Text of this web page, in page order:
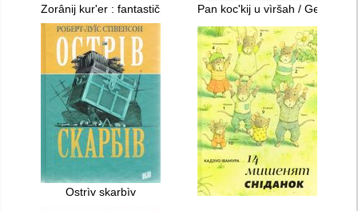
Zorânij kur'er : fantastična povìst'Pan koc'kij u vìršah / Gennadìj
Ostrìv skarbìv